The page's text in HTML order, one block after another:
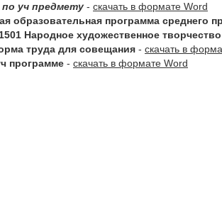
уч предмету - скачать в формате Word
образовательная программа среднего
Народное художественное
труда для совещания - скачать в
программе - скачать в формате Word